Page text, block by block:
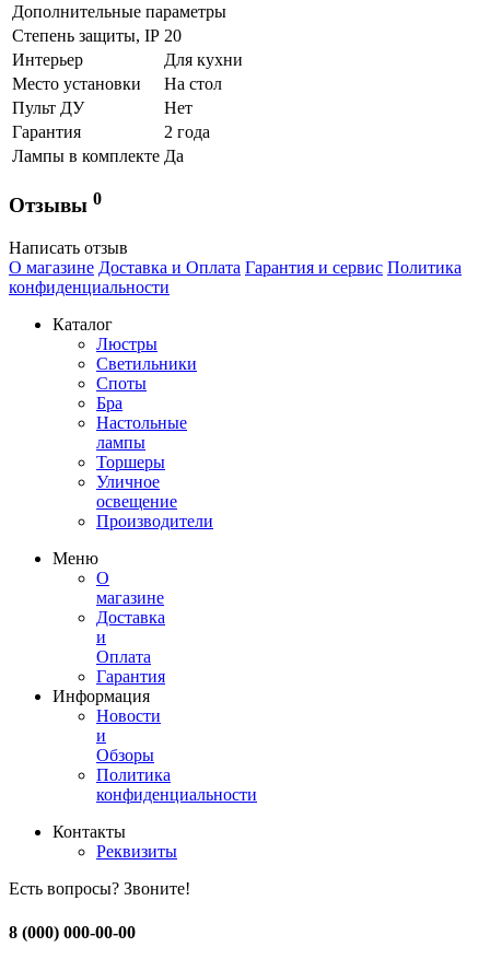
Дополнительные параметры
Степень защиты, IP 20
Интерьер
Для кухни
Место установки
На стол
Пульт ДУ
Нет
Гарантия
2 года
Лампы в комплекте Да
Отзывы 0
Написать отзыв
О магазине Доставка и Оплата Гарантия и сервис Политика
конфиденциальности
Каталог
Люстры
Светильники
Споты
Бра
Настольные
лампы
Торшеры
Уличное
освещение
Производители
Меню
О
магазине
Доставка
и
Оплата
Гарантия
Информация
Новости
и
Обзоры
Политика
конфиденциальности
Контакты
Реквизиты
Есть вопросы? Звоните!
8 (000) 000-00-00